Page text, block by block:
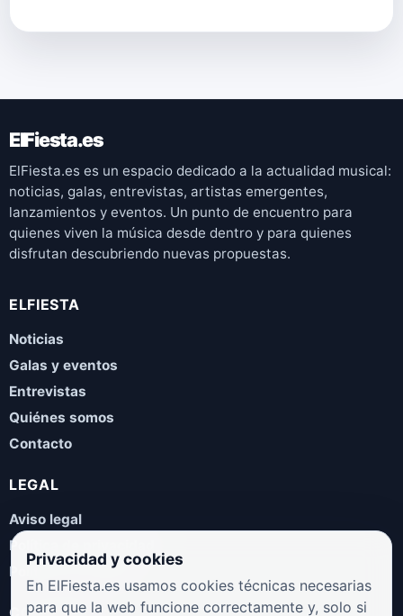
ElFiesta.es
ElFiesta.es es un espacio dedicado a la actualidad musical:
noticias, galas, entrevistas, artistas emergentes,
lanzamientos y eventos. Un punto de encuentro para
quienes viven la música desde dentro y para quienes
disfrutan descubriendo nuevas propuestas.
ELFIESTA
Noticias
Galas y eventos
Entrevistas
Quiénes somos
Contacto
LEGAL
Aviso legal
Política de privacidad
Política de cookies
COLABORA
Privacidad y cookies
En ElFiesta.es usamos cookies técnicas necesarias
para que la web funcione correctamente y, solo si